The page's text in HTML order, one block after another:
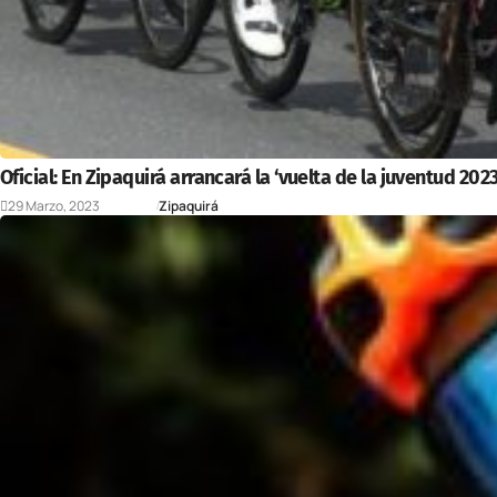
Oficial: En Zipaquirá arrancará la ‘vuelta de la juventud
29 Marzo, 2023 DeportesZipaquirá